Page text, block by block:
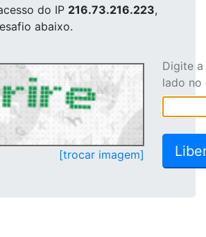
do IP 216.73.216.223,
abaixo.
[trocar imagem]
Digite
lado no